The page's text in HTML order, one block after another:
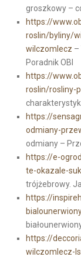
groszkowy –
https://
roslin/byliny/
wilczomlecz –
Poradnik OBI
https://
roslin/rosliny-
https://
odmiany-
odmiany –
https://e-
te-okazale-
trójżebrowy.
https://
https://
wilczomlecz-